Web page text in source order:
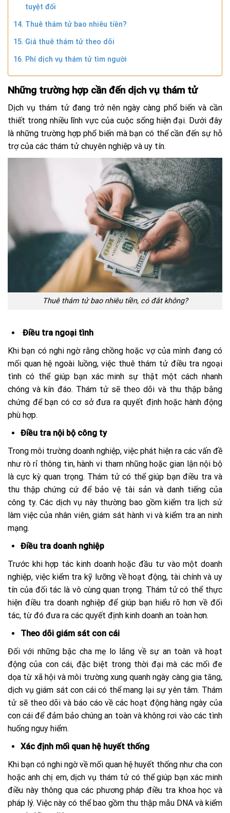
tuyệt đối
Thuê thám tử bao nhiêu tiền?
Giá thuê thám tử theo dõi
Phí dịch vụ thám tử tìm người
Những trường hợp cần đến dịch vụ thám tử
Dịch vụ thám tử đang trở nên ngày càng phổ biến và cần
thiết trong nhiều lĩnh vực của cuộc sống hiện đại. Dưới đây
là những trường hợp phổ biến mà bạn có thể cần đến sự hỗ
trợ của các thám tử chuyên nghiệp và uy tín.
Thuê thám tử bao nhiêu tiền, có đắt không?
Điều tra ngoại tình
Khi bạn có nghi ngờ rằng chồng hoặc vợ của mình đang có
mối quan hệ ngoài luồng, việc thuê thám tử điều tra ngoại
tình có thể giúp bạn xác minh sự thật một cách nhanh
chóng và kín đáo. Thám tử sẽ theo dõi và thu thập bằng
chứng để bạn có cơ sở đưa ra quyết định hoặc hành động
phù hợp​.
Điều tra nội bộ công ty
Trong môi trường doanh nghiệp, việc phát hiện ra các vấn đề
như rò rỉ thông tin, hành vi tham nhũng hoặc gian lận nội bộ
là cực kỳ quan trọng. Thám tử có thể giúp bạn điều tra và
thu thập chứng cứ để bảo vệ tài sản và danh tiếng của
công ty. Các dịch vụ này thường bao gồm kiểm tra lịch sử
làm việc của nhân viên, giám sát hành vi và kiểm tra an ninh
mạng​.
Điều tra doanh nghiệp
Trước khi hợp tác kinh doanh hoặc đầu tư vào một doanh
nghiệp, việc kiểm tra kỹ lưỡng về hoạt động, tài chính và uy
tín của đối tác là vô cùng quan trọng. Thám tử có thể thực
hiện điều tra doanh nghiệp để giúp bạn hiểu rõ hơn về đối
tác, từ đó đưa ra các quyết định kinh doanh an toàn hơn.
Theo dõi giám sát con cái
Đối với những bậc cha mẹ lo lắng về sự an toàn và hoạt
động của con cái, đặc biệt trong thời đại mà các mối đe
dọa từ xã hội và môi trường xung quanh ngày càng gia tăng,
dịch vụ giám sát con cái có thể mang lại sự yên tâm. Thám
tử sẽ theo dõi và báo cáo về các hoạt động hàng ngày của
con cái để đảm bảo chúng an toàn và không rơi vào các tình
huống nguy hiểm.
Xác định mối quan hệ huyết thống
Khi bạn có nghi ngờ về mối quan hệ huyết thống như cha con
hoặc anh chị em, dịch vụ thám tử có thể giúp bạn xác minh
điều này thông qua các phương pháp điều tra khoa học và
pháp lý. Việc này có thể bao gồm thu thập mẫu DNA và kiểm